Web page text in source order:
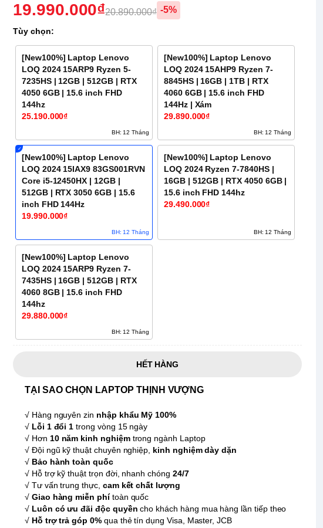
19.990.000₫20.890.000₫ -5%
Tùy chọn:
[New100%] Laptop Lenovo
LOQ 2024 15ARP9 Ryzen 5-
7235HS | 12GB | 512GB | RTX
4050 6GB | 15.6 inch FHD
144hz
25.190.000₫
BH: 12 Tháng
[New100%] Laptop Lenovo
LOQ 2024 15AHP9 Ryzen 7-
8845HS | 16GB | 1TB | RTX
4060 6GB | 15.6 inch FHD
144Hz | Xám
29.890.000₫
BH: 12 Tháng
[New100%] Laptop Lenovo
LOQ 2024 15IAX9 83GS001RVN
Core i5-12450HX | 12GB |
512GB | RTX 3050 6GB | 15.6
inch FHD 144Hz
19.990.000₫
BH: 12 Tháng
[New100%] Laptop Lenovo
LOQ 2024 Ryzen 7-7840HS |
16GB | 512GB | RTX 4050 6GB |
15.6 inch FHD 144hz
29.490.000₫
BH: 12 Tháng
[New100%] Laptop Lenovo
LOQ 2024 15ARP9 Ryzen 7-
7435HS | 16GB | 512GB | RTX
4060 8GB | 15.6 inch FHD
144hz
29.880.000₫
BH: 12 Tháng
HẾT HÀNG
TẠI SAO CHỌN LAPTOP THỊNH VƯỢNG
√ Hàng nguyên zin nhập khẩu Mỹ 100%
√ Lỗi 1 đổi 1 trong vòng 15 ngày
√ Hơn 10 năm kinh nghiệm trong ngành Laptop
√ Đội ngũ kỹ thuật chuyên nghiệp, kinh nghiệm dày dặn
√ Bảo hành toàn quốc
√ Hỗ trợ kỹ thuật trọn đời, nhanh chóng 24/7
√ Tư vấn trung thực, cam kết chất lượng
√ Giao hàng miễn phítoàn quốc
√ Luôn có ưu đãi độc quyền cho khách hàng mua hàng lần tiếp theo
√ Hỗ trợ trả góp 0%qua thẻ tín dụng Visa, Master, JCB